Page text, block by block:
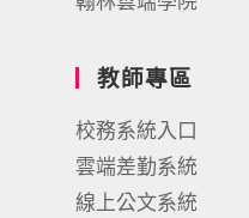
教師專區
校務系統入口
雲端差勤系統
線上公文系統